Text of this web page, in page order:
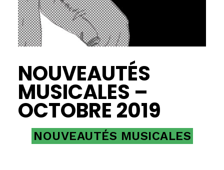
NOUVEAUTÉS
MUSICALES –
OCTOBRE 2019
NOUVEAUTÉS MUSICALES